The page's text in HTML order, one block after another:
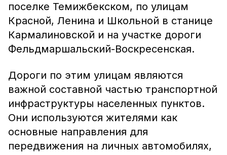
поселке Темижбекском, по улицам
Красной, Ленина и Школьной в станице
Кармалиновской и на участке дороги
Фельдмаршальский-Воскресенская.
Дороги по этим улицам являются
важной составной частью транспортной
инфраструктуры населенных пунктов.
Они используются жителями как
основные направления для
передвижения на личных автомобилях,